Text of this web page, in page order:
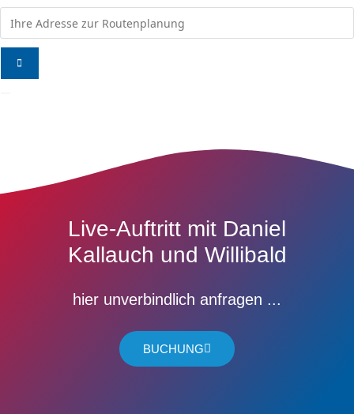
Adresse
Live-Auftritt mit Daniel
Kallauch und Willibald
hier unverbindlich anfragen ...
BUCHUNG